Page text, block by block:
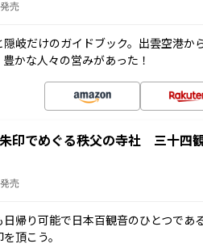
売
隠岐だけのガイドブック。出雲空港
かな人々の営みがあった！
印でめぐる秩父の寺社 三十四
売
日帰り可能で日本百観音のひとつであ
頂こう。